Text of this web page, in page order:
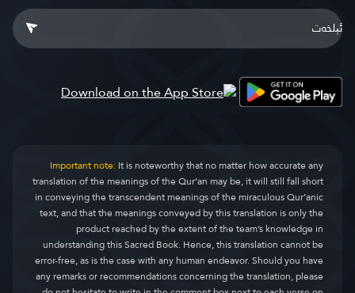
Important note:It is noteworthy that no matter how accurate any
translation of the meanings of the Qur’an may be, it will still fall short
in conveying the transcendent meanings of the miraculous Qur’anic
text, and that the meanings conveyed by this translation is only the
product reached by the extent of the team’s knowledge in
understanding this Sacred Book. Hence, this translation cannot be
error-free, as is the case with any human endeavor. Should you have
any remarks or recommendations concerning the translation, please